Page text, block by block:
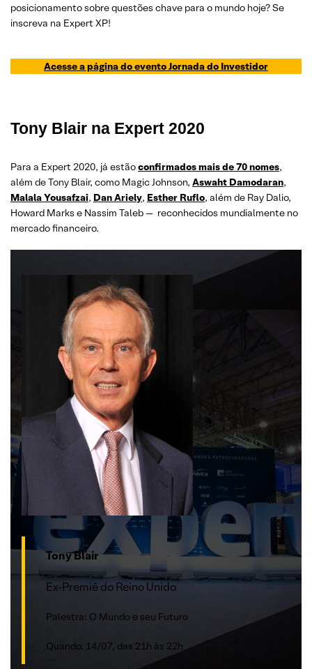
posicionamento sobre questões chave para o mundo hoje? Se
inscreva na Expert XP!
Acesse a página do evento Jornada do Investidor
Tony Blair na Expert 2020
Para a Expert 2020, já estãoconfirmados mais de 70 nomes,
além de Tony Blair, como Magic Johnson, Aswaht Damodaran,
Malala Yousafzai, Dan Ariely, Esther Ruflo, além de Ray Dalio,
Howard Marks e Nassim Taleb — reconhecidos mundialmente no
mercado financeiro.
Tony Blair
Ex-Premiê do Reino Unido
Palestra: O Mundo e seu Futuro
Quando: 14/07, das 21h às 22h